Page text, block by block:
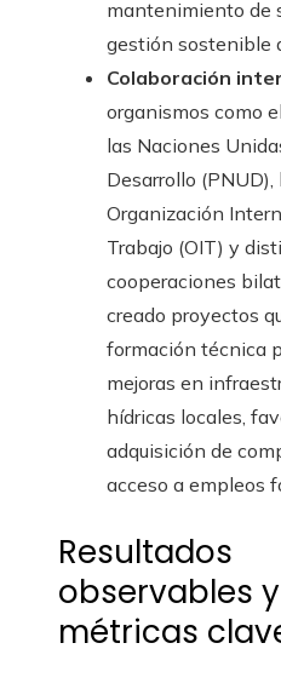
mantenimiento de
gestión sostenible
Colaboración
organismos como
las Naciones
Desarrollo (PNUD),
Organización
Trabajo (OIT) y
cooperaciones
creado proyectos
formación técnica
mejoras en
hídricas locales,
adquisición de
acceso a empleos
Resultados
observables y
métricas